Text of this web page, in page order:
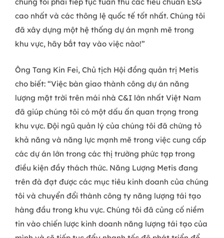
chúng tôi phải tiếp tục tuân thủ các tiêu chuẩn ESG
cao nhất và các thông lệ quốc tế tốt nhất. Chúng tôi
đã xây dựng một hệ thống dự án mạnh mẽ trong
khu vực, hãy bắt tay vào việc nào!”
Ông Tang Kin Fei, Chủ tịch Hội đồng quản trị Metis
cho biết: “Việc bàn giao thành công dự án năng
lượng mặt trời trên mái nhà C&I lớn nhất Việt Nam
đã giúp chúng tôi có một dấu ấn quan trọng trong
khu vực. Đội ngũ quản lý của chúng tôi đã chứng tỏ
khả năng và năng lực mạnh mẽ trong việc cung cấp
các dự án lớn trong các thị trường phức tạp trong
điều kiện đầy thách thức. Năng Lượng Metis đang
trên đà đạt được các mục tiêu kinh doanh của chúng
tôi và chuyển đổi thành công ty năng lượng tái tạo
hàng đầu trong khu vực. Chúng tôi đã củng cố niềm
tin vào chiến lược kinh doanh năng lượng tái tạo của